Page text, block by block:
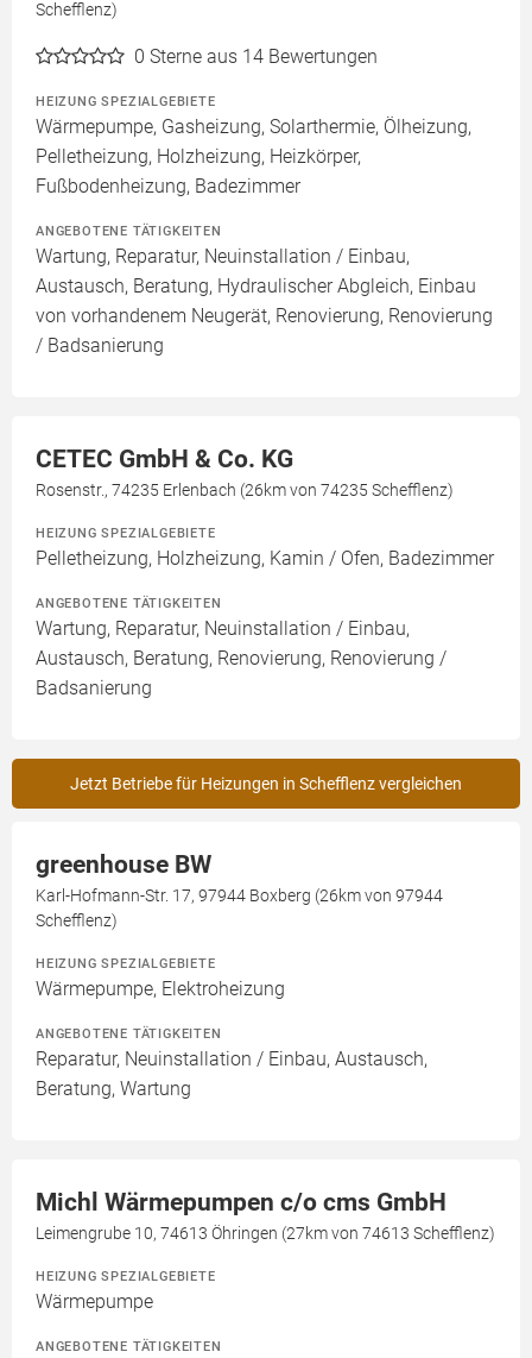
Schefflenz)
0 Sterne aus 14 Bewertungen
HEIZUNG SPEZIALGEBIETE
Wärmepumpe, Gasheizung, Solarthermie, Ölheizung,
Pelletheizung, Holzheizung, Heizkörper,
Fußbodenheizung, Badezimmer
ANGEBOTENE TÄTIGKEITEN
Wartung, Reparatur, Neuinstallation / Einbau,
Austausch, Beratung, Hydraulischer Abgleich, Einbau
von vorhandenem Neugerät, Renovierung, Renovierung
/ Badsanierung
CETEC GmbH & Co. KG
Rosenstr., 74235 Erlenbach (26km von 74235 Schefflenz)
HEIZUNG SPEZIALGEBIETE
Pelletheizung, Holzheizung, Kamin / Ofen, Badezimmer
ANGEBOTENE TÄTIGKEITEN
Wartung, Reparatur, Neuinstallation / Einbau,
Austausch, Beratung, Renovierung, Renovierung /
Badsanierung
Jetzt Betriebe für Heizungen in Schefflenz vergleichen
greenhouse BW
Karl-Hofmann-Str. 17, 97944 Boxberg (26km von 97944
Schefflenz)
HEIZUNG SPEZIALGEBIETE
Wärmepumpe, Elektroheizung
ANGEBOTENE TÄTIGKEITEN
Reparatur, Neuinstallation / Einbau, Austausch,
Beratung, Wartung
Michl Wärmepumpen c/o cms GmbH
Leimengrube 10, 74613 Öhringen (27km von 74613 Schefflenz)
HEIZUNG SPEZIALGEBIETE
Wärmepumpe
ANGEBOTENE TÄTIGKEITEN